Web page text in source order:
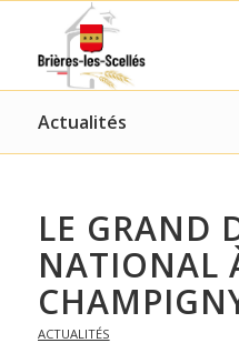
Actualités
LE GRAND
NATIONAL
ACTUALITÉS